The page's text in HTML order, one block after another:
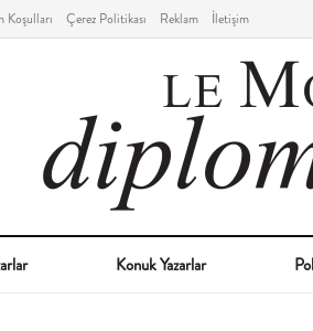
Koşulları Çerez Politikası Reklam İletişim
Konuk Yazarlar